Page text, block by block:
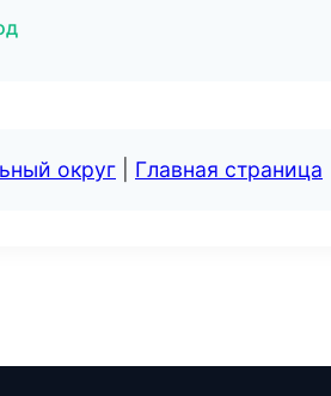
округ Главная страница